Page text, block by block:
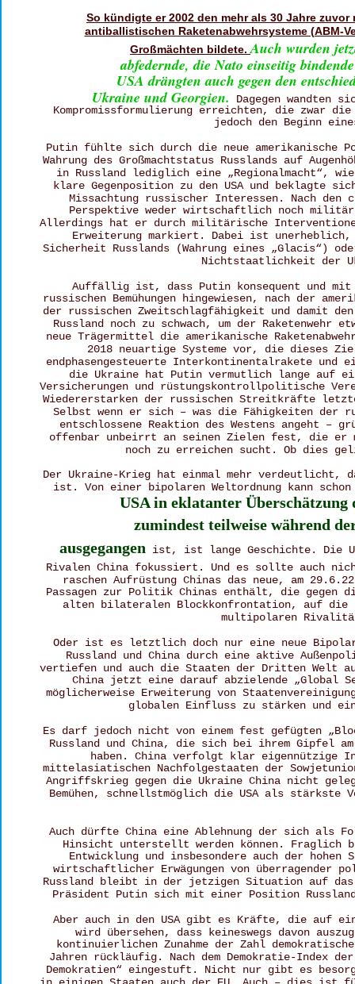
So kündigte er 2002 den mehr als 30 Jahre
antiballistischen Raketenabwehrsysteme (ABM-
Großmächten bildete. Auch wurden
abfedernde, die Nato einseitig
USA drängten auch gegen den
Ukraine und Georgien. Dagegen wandten
Kompromissformulierung erreichten, die zwar
jedoch den Beginn
Putin fühlte sich durch die neue amerikanische
Wahrung des Großmachtstatus Russlands auf
in Russland lediglich eine „Regionalmacht“,
klare Gegenposition zu den USA und beklagte
Missachtung russischer Interessen. Nach
Perspektive weder wirtschaftlich noch
Allerdings hat er durch militärische
Erweiterung markiert. Dabei ist
Sicherheit Russlands (Wahrung eines
Nichtstaatlichkeit der
Auffällig ist, dass Putin konsequent und
russischen Bemühungen hingewiesen, nach der
der russischen Zweitschlagfähigkeit und damit
Russland noch zu schwach, um der
neue Trägermittel die amerikanische
2018 neuartige Systeme vor, die dieses
endphasengesteuerte Interkontinentalrakete und
die Ukraine hat Putin vermutlich lange auf
Versicherungen und rüstungskontrollpolitische
Wiedererstarken der russischen Streitkräfte
Selbst wenn er sich – was die Fähigkeiten der
entschlossene Reaktion des Westens angeht
offenbar unbeirrt an seinen Zielen fest, die er
noch zu erreichen sucht. Ob dies
Der Ukraine-Krieg hat einmal mehr verdeutlicht,
ist. Von einer bipolaren Weltordnung kann
USA in eklatanter
zumindest teilweise während
ausgegangen ist, ist lange Geschichte. Die
Rivalen China fokussiert. Und es sollte auch
raschen Aufrüstung Chinas das neue, am
Passagen zur Politik Chinas enthält, die
alten bilateralen Blockkonfrontation, auf
multipolaren
Oder ist es letztlich doch nur eine neue
Russland und China durch eine aktive
vertiefen und auch die Staaten der Dritten Welt
China jetzt eine darauf abzielende „Global
möglicherweise Erweiterung von
globalen Einfluss zu stärken und
Es darf jedoch nicht von einem fest gefügten
Russland und China, die sich bei ihrem Gipfel
haben. China verfolgt klar eigennützige
mittelasiatischen Nachfolgestaaten der
Angriffskrieg gegen die Ukraine China nicht
Bemühen, schnellstmöglich die USA als
Auch dürfte China eine Ablehnung der sich als
Hinsicht unterstellt werden können. Fraglich
Entwicklung und insbesondere auch der
wirtschaftlicher Erwägungen von
Russland bleibt in der jetzigen Situation auf das
Präsident Putin sich mit einer Position
Aber auch in den USA gibt es Kräfte, die auf
wird übersehen, dass keineswegs davon
kontinuierlichen Zunahme der Zahl
Jahren rückläufig. Nach dem Demokratie-Index
Demokratien“ eingestuft. Nicht nur gibt es